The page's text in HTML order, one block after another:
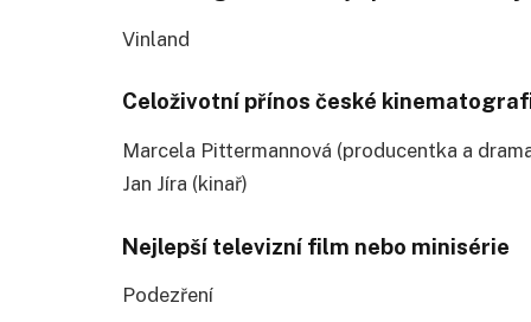
Vinland
Celoživotní přínos české
Marcela Pittermannová (producentka a
Jan Jíra (kinař)
Nejlepší televizní film nebo minisérie
Podezření